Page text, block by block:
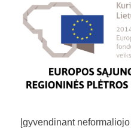
Įgyvendinant